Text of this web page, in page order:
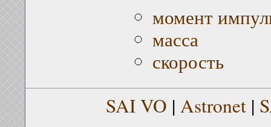
момент
масса
скорость
SAI VO | Astronet |